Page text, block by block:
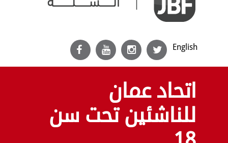
English
اتحاد عمان
للناشئين تحت سن